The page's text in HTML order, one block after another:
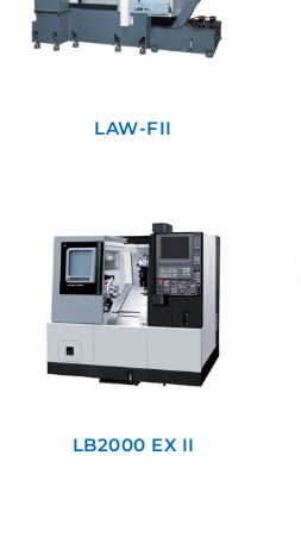
LAW-FII
LB2000 EX II